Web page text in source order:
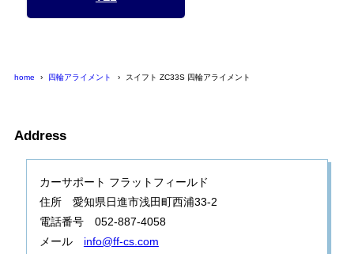
home 四輪アライメント スイフト ZC33S 四輪アライメント
Address
カーサポート フラットフィールド
住所 愛知県日進市浅田町西浦33-2
電話番号 052-887-4058
メール info@ff-cs.com